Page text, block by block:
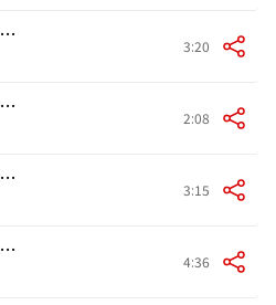
La bohème, Act 2: "Chi guardi?" (Rodolfo, Colline, Mimì, Schaunard, Marcello, Parpignol, Coro) 3:20
La bohème, Act 2: "Viva Parpignol!" (Marcello, Mimì, Schaunard, Colline, Rodolfo, Coro) 2:08
La bohème, Act 2: "Oh! Musetta!" (Rodolfo, Schaunard, Colline, Marcello, Alcindoro, Musetta, Mimì, Coro) 3:15
La bohème, Act 2: Valzer. "Quando men' vo soletta" (Musetta, Marcello, Alcindoro, Mimì, Rodolfo, Schaunard, Colline) 4:36